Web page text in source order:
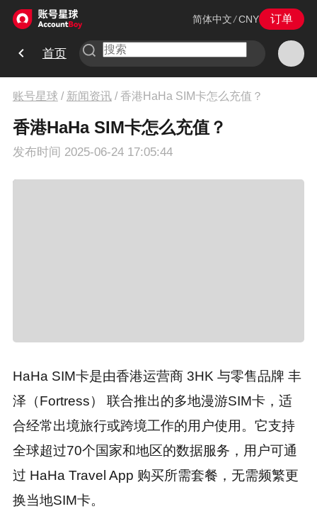
简体中文 /CNY 订单
首页
账号星球 / 新闻资讯/香港HaHa SIM卡怎么充值？
香港HaHa SIM卡怎么充值？
发布时间 2025-06-24 17:05:44
HaHa SIM卡是由香港运营商 3HK 与零售品牌 丰
泽（Fortress） 联合推出的多地漫游SIM卡，适
合经常出境旅行或跨境工作的用户使用。它支持
全球超过70个国家和地区的数据服务，用户可通
过 HaHa Travel App 购买所需套餐，无需频繁更
换当地SIM卡。